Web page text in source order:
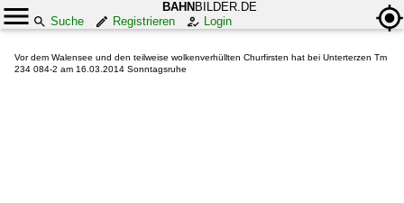
BAHN BILDER.DE
Suche
Registrieren Login
Vor dem Walensee und den teilweise wolkenverhüllten Churfirsten hat bei Unterterzen Tm
234 084-2 am 16.03.2014 Sonntagsruhe